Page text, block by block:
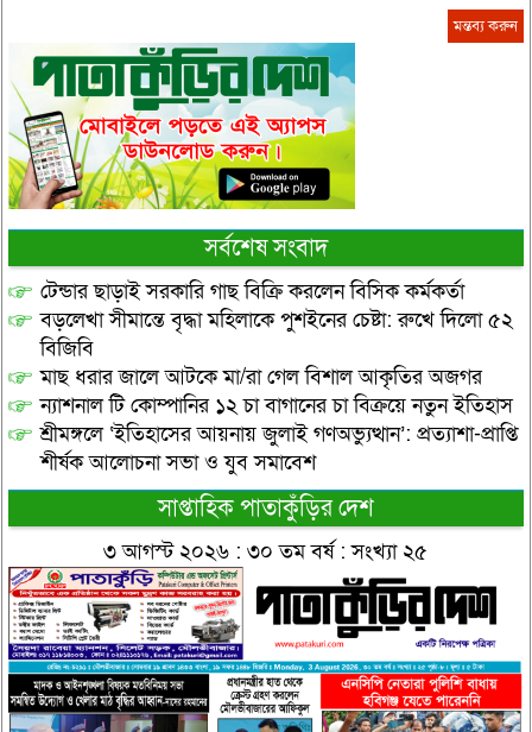
সর্বশেষ সংবাদ
টেন্ডার ছাড়াই সরকারি গাছ বিক্রি করলেন বিসিক কর্মকর্তা
বড়লেখা সীমান্তে বৃদ্ধা মহিলাকে পুশইনের চেষ্টা: রুখে দিলো ৫২
বিজিবি
মাছ ধরার জালে আটকে মা/রা গেল বিশাল আকৃতির অজগর
ন্যাশনাল টি কোম্পানির ১২ চা বাগানের চা বিক্রয়ে নতুন ইতিহাস
শ্রীমঙ্গলে ‘ইতিহাসের আয়নায় জুলাই গণঅভ্যুত্থান’: প্রত্যাশা-প্রাপ্তি
শীর্ষক আলোচনা সভা ও যুব সমাবেশ
সাপ্তাহিক পাতাকুঁড়ির দেশ
৩ আগস্ট ২০২৬ : ৩০ তম বর্ষ : সংখ্যা ২৫